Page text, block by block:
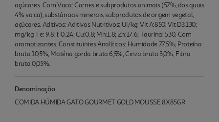
açúcares. Com Vaca: Carnes e subprodutos animais (57%, dos quais
4% va ca), substâncias minerais, subprodutos de origem vegetal,
açúcares. Aditivos: Aditivos Nutritivos: UI/kg: Vit A:850; Vit D3:130;
mg/kg: Fe: 9.8; I: 0.24; Cu:0.8; Mn:1.8; Zn:17.6; Taurina: 530. Com
aromatizantes. Constituintes Analíticos: Humidade 77,5%; Proteína
bruta 10,5%; Matéria gorda bruta 6,5%; Cinza bruta 3,0%; Fibra
bruta 0,05%.
Denominação
COMIDA HÚMIDA GATO GOURMET GOLD MOUSSE 8X85GR